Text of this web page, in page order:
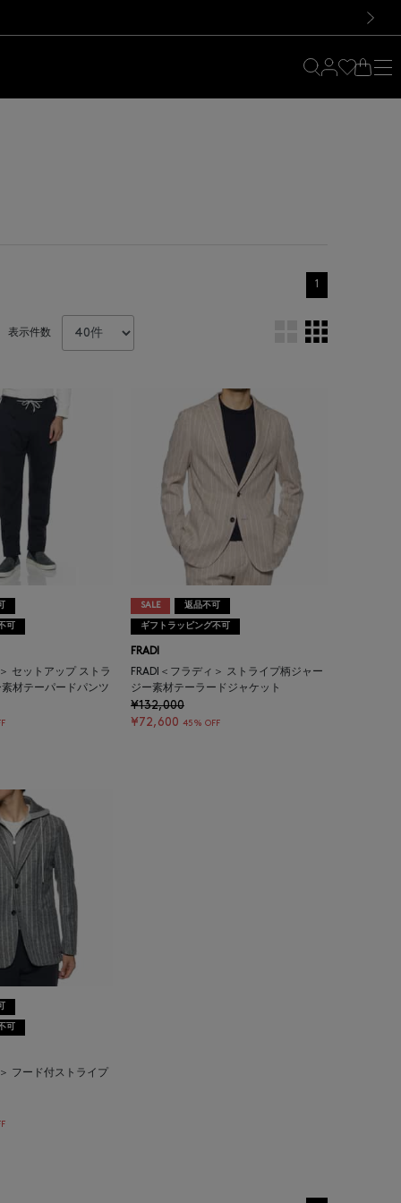
1
表示件数
可
セットアップ ストラ
材テーパードパンツ
SALE 返品不可
ギフトラッピング不可
FRADI
FRADI＜フラディ＞ ストライプ柄ジャー
ジー素材テーラードジャケット
¥132,000
¥72,600 45% OFF
可
フード付ストライプ